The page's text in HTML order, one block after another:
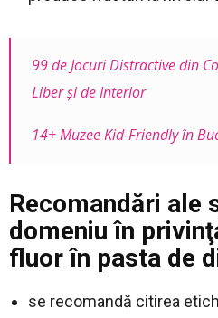
99 de Jocuri Distractive din
Liber şi de Interior
14+ Muzee Kid-Friendly în
Recomandări ale
domeniu în
fluor în pasta de
se recomandă citirea